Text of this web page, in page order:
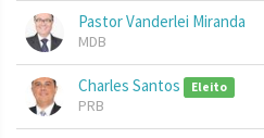
Pastor Vanderlei Miranda
MDB
Charles Santos Eleito
PRB